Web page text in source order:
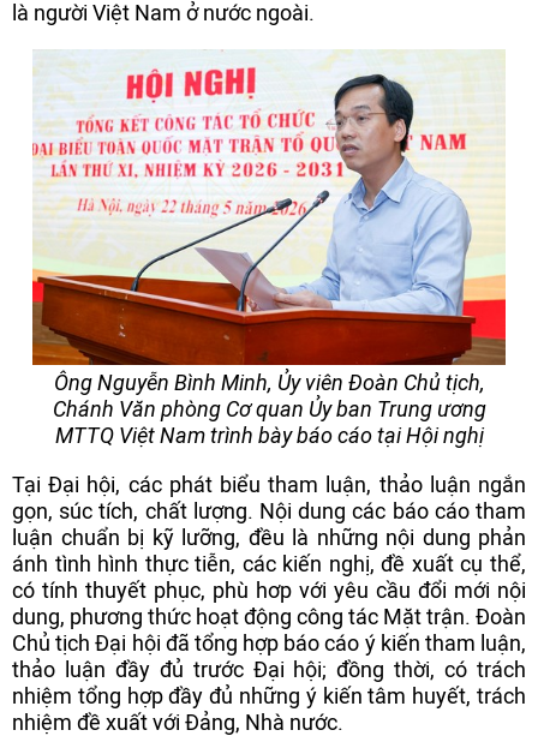
là người Việt Nam ở nước ngoài.
Ông Nguyễn Bình Minh, Ủy viên Đoàn Chủ tịch,
Chánh Văn phòng Cơ quan Ủy ban Trung ương
MTTQ Việt Nam trình bày báo cáo tại Hội nghị
Tại Đại hội, các phát biểu tham luận, thảo luận ngắn
gọn, súc tích, chất lượng. Nội dung các báo cáo tham
luận chuẩn bị kỹ lưỡng, đều là những nội dung phản
ánh tình hình thực tiễn, các kiến nghị, đề xuất cụ thể,
có tính thuyết phục, phù hơp với yêu cầu đổi mới nội
dung, phương thức hoạt động công tác Mặt trận. Đoàn
Chủ tịch Đại hội đã tổng hợp báo cáo ý kiến tham luận,
thảo luận đầy đủ trước Đại hội; đồng thời, có trách
nhiệm tổng hợp đầy đủ những ý kiến tâm huyết, trách
nhiệm đề xuất với Đảng, Nhà nước.